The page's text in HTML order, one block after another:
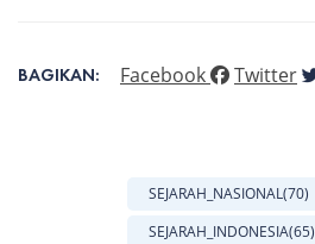
BAGIKAN: Facebook Twitter
SEJARAH_NASIONAL(70)
SEJARAH_INDONESIA(65)